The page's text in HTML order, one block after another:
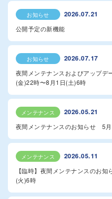
お知らせ 2026.07.21
公開予定の新機能
お知らせ 2026.07.17
夜間メンテナンスおよびアップ
(金)22時〜8月1日(土)6時
メンテナンス 2026.05.21
夜間メンテナンスのお知らせ 5
メンテナンス 2026.05.11
【臨時】夜間メンテナンスのお
(火)6時